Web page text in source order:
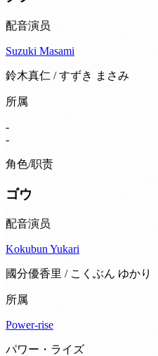
配音演员
Suzuki Masami
鈴木真仁 / すずき まさみ
所属
-
-
角色/职责
ゴウ
配音演员
Kokubun Yukari
國分優香里 / こくぶん ゆかり
所属
Power-rise
パワー・ライズ